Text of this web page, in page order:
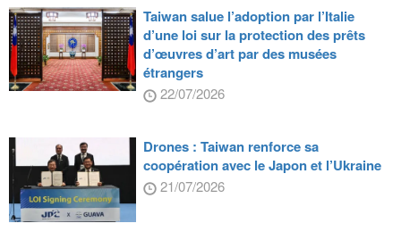
Taiwan salue l’adoption par l’Italie
d’une loi sur la protection des prêts
d’œuvres d’art par des musées
étrangers
22/07/2026
Drones : Taiwan renforce sa
coopération avec le Japon et l’Ukraine
21/07/2026